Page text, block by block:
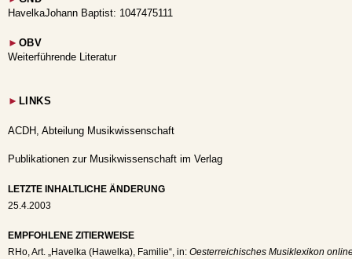
HavelkaJohann Baptist: 1047475111
► OBV
Weiterführende Literatur
► LINKS
ACDH, Abteilung Musikwissenschaft
Publikationen zur Musikwissenschaft im Verlag
LETZTE INHALTLICHE ÄNDERUNG
25.4.2003
EMPFOHLENE ZITIERWEISE
RHo, Art. „Havelka (Hawelka), Familie“, in: Oesterreichisches Musiklexikon